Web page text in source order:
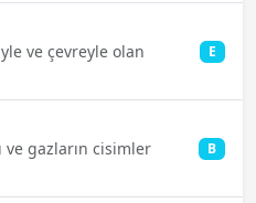
ve çevreyle olan
E
ve gazların cisimler
B